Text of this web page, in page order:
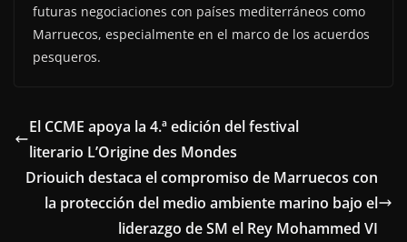
futuras negociaciones con países mediterráneos como
Marruecos, especialmente en el marco de los acuerdos
pesqueros.
El CCME apoya la 4.ª edición del festival
literario L’Origine des Mondes
Driouich destaca el compromiso de Marruecos con
la protección del medio ambiente marino bajo el
liderazgo de SM el Rey Mohammed VI